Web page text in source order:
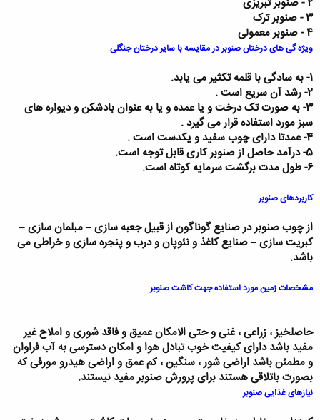
3 - صنوبر ترک
4 - صنوبر معمولی
ویژه گی های درختان صنوبر در مقایسه با سایر درختان جنگلی
1- به سادگی با قلمه تکثیر می یابد.
2- رشد آن سریع است .
3- به صورت تک درخت و یا عمده و یا به عنوان بادشکن و دیواره های
سبز مورد استفاده قرار می گیرد .
4- عمدتا دارای چوب سفید و یکدست است .
5- درآمد حاصل از صنوبر کاری قابل توجه است.
6- طول مدت برگشت سرمایه کوتاه است.
کاربردهای صنوبر
از چوب صنوبر در صنایع گوناگون از قبیل جعبه سازی–مبلمان سازی–
کبریت سازی–صنایع کاغذ و نئوپان و درب و پنجره سازی و خراطی می
باشد.
مشخصات زمین مورد استفاده جهت کاشت صنوبر
حاصلخیز ، زراعی ، غنی و حتی الامکان عمیق و فاقد شوری و املاح غیر
مفید باشد دارای کیفیت خوب تبادل هوا و امکان دسترسی به آب فراوان
و مطمئن باشد اراضی شور ، سنگین ، کم عمق و اراضی هیدرو مورفی که
بصورت باتلاقی هستند برای پرورش صنوبر مفید نیستند.
نیازهای غذایی صنوبر